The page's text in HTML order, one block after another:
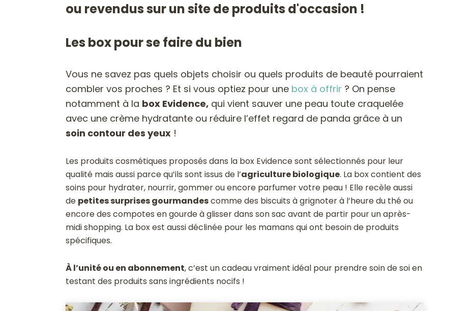
ou revendus sur un site de produits d'occasion !
Les box pour se faire du bien
Vous ne savez pas quels objets choisir ou quels produits de beauté pourraient
combler vos proches ? Et si vous optiez pour une box à offrir ? On pense
notamment à la box Evidence,qui vient sauver une peau toute craquelée
avec une crème hydratante ou réduire l’effet regard de panda grâce à un
soin contour des yeux!
Les produits cosmétiques proposés dans la box Evidence sont sélectionnés pour leur
qualité mais aussi parce qu’ils sont issus de l’agriculture biologique. La box contient des
soins pour hydrater, nourrir, gommer ou encore parfumer votre peau ! Elle recèle aussi
de petites surprises gourmandescomme des biscuits à grignoter à l’heure du thé ou
encore des compotes en gourde à glisser dans son sac avant de partir pour un après-
midi shopping. La box est aussi déclinée pour les mamans qui ont besoin de produits
spécifiques.
À l’unité ou en abonnement, c’est un cadeau vraiment idéal pour prendre soin de soi en
testant des produits sans ingrédients nocifs !